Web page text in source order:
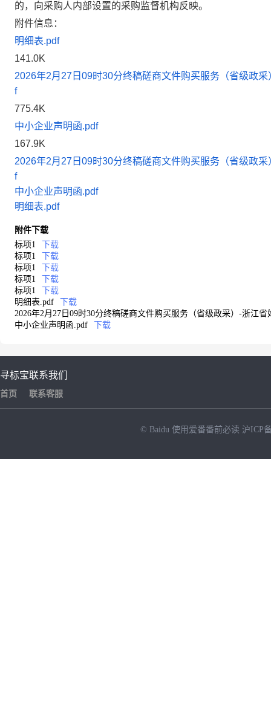
的，向采购人内部设置的采购监督机构反映。
附件信息：
明细表.pdf
141.0K
2026年2月27日09时30分终稿磋商文件购买服务（省级政
f
775.4K
中小企业声明函.pdf
167.9K
2026年2月27日09时30分终稿磋商文件购买服务（省级政
f
中小企业声明函.pdf
明细表.pdf
附件下载
标项1
下载
标项1
下载
标项1
下载
标项1
下载
标项1
下载
明细表.pdf
下载
2026年2月27日09时30分终稿磋商文件购买服务（省级政采）-浙江
中小企业声明函.pdf
下载
寻标宝
首页
联系我们
联系客服
© Baidu 使用爱番番前必读 沪ICP